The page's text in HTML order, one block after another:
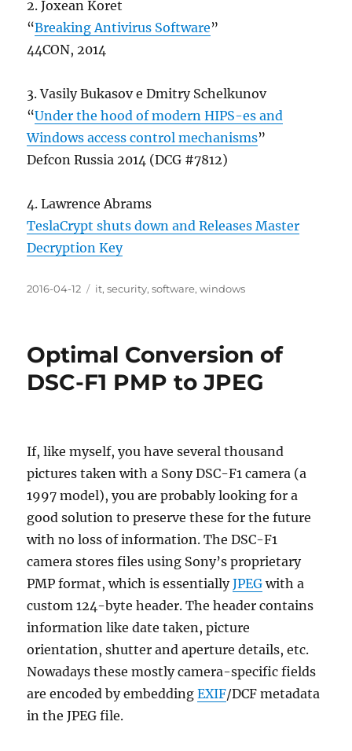
2. Joxean Koret
“Breaking Antivirus Software”
44CON, 2014
3. Vasily Bukasov e Dmitry Schelkunov
“Under the hood of modern HIPS-es and
Windows access control mechanisms”
Defcon Russia 2014 (DCG #7812)
4. Lawrence Abrams
TeslaCrypt shuts down and Releases Master
Decryption Key
Posted
2016-04-12 Categories
it,security,software,windows
Optimal Conversion of
DSC-F1 PMP to JPEG
If, like myself, you have several thousand
pictures taken with a Sony DSC-F1 camera (a
1997 model), you are probably looking for a
good solution to preserve these for the future
with no loss of information. The DSC-F1
camera stores files using Sony’s proprietary
PMP format, which is essentiallyJPEG with a
custom 124-byte header. The header contains
information like date taken, picture
orientation, shutter and aperture details, etc.
Nowadays these mostly camera-specific fields
are encoded by embeddingEXIF/DCF metadata
in the JPEG file.